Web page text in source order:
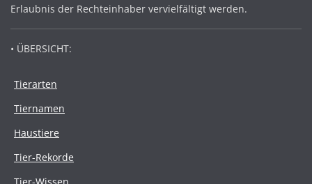
Erlaubnis der Rechteinhaber vervielfältigt werden.
• ÜBERSICHT:
Tierarten
Tiernamen
Haustiere
Tier-Rekorde